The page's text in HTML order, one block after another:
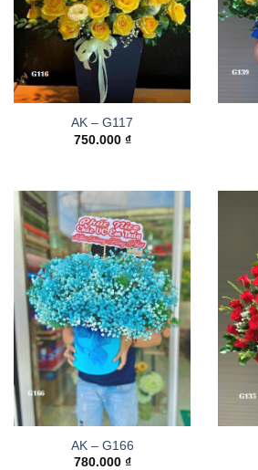
AK – G117
750.000 ₫
AK – G166
780.000 ₫